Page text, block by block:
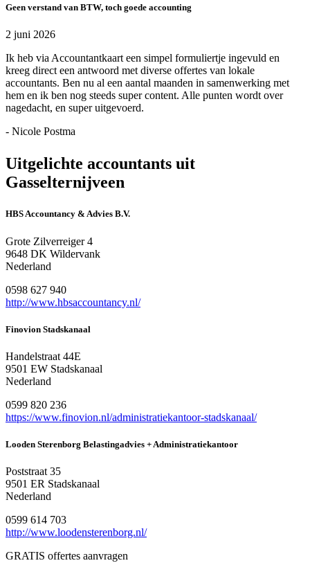
Geen verstand van BTW, toch goede accounting
2 juni 2026
Ik heb via Accountantkaart een simpel formuliertje ingevuld en
kreeg direct een antwoord met diverse offertes van lokale
accountants. Ben nu al een aantal maanden in samenwerking met
hem en ik ben nog steeds super content. Alle punten wordt over
nagedacht, en super uitgevoerd.
- Nicole Postma
Uitgelichte accountants uit
Gasselternijveen
HBS Accountancy & Advies B.V.
Grote Zilverreiger 4
9648 DK Wildervank
Nederland
0598 627 940
http://www.hbsaccountancy.nl/
Finovion Stadskanaal
Handelstraat 44E
9501 EW Stadskanaal
Nederland
0599 820 236
https://www.finovion.nl/administratiekantoor-stadskanaal/
Looden Sterenborg Belastingadvies + Administratiekantoor
Poststraat 35
9501 ER Stadskanaal
Nederland
0599 614 703
http://www.loodensterenborg.nl/
GRATIS offertes aanvragen